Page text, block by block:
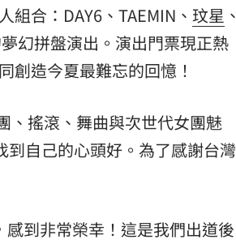
合：DAY6、TAEMIN、 玟星 、
幻拼盤演出。演出門票現正熱
創造今夏最難忘的回憶！
、搖滾、舞曲與次世代女團魅
到自己的心頭好。為了感謝台灣
到非常榮幸！這是我們出道後